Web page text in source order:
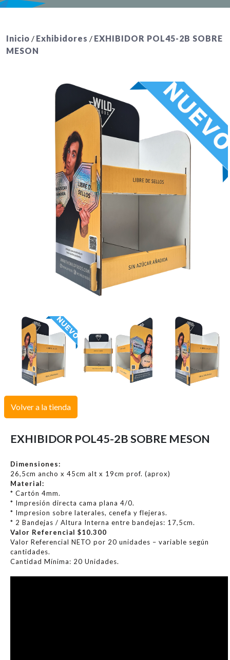
Inicio / Exhibidores / EXHIBIDOR POL45-2B SOBRE
MESON
Volver a la tienda
EXHIBIDOR POL45-2B SOBRE MESON
Dimensiones:
26,5cm ancho x 45cm alt x 19cm prof. (aprox)
Material:
* Cartón 4mm.
* Impresión directa cama plana 4/0.
* Impresion sobre laterales, cenefa y flejeras.
* 2 Bandejas / Altura Interna entre bandejas: 17,5cm.
Valor Referencial $10.300
Valor Referencial NETO por 20 unidades – variable según
cantidades.
Cantidad Mínima: 20 Unidades.